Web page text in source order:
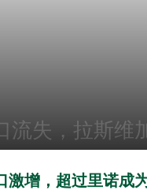
流失，拉斯维
激增，超过里诺成